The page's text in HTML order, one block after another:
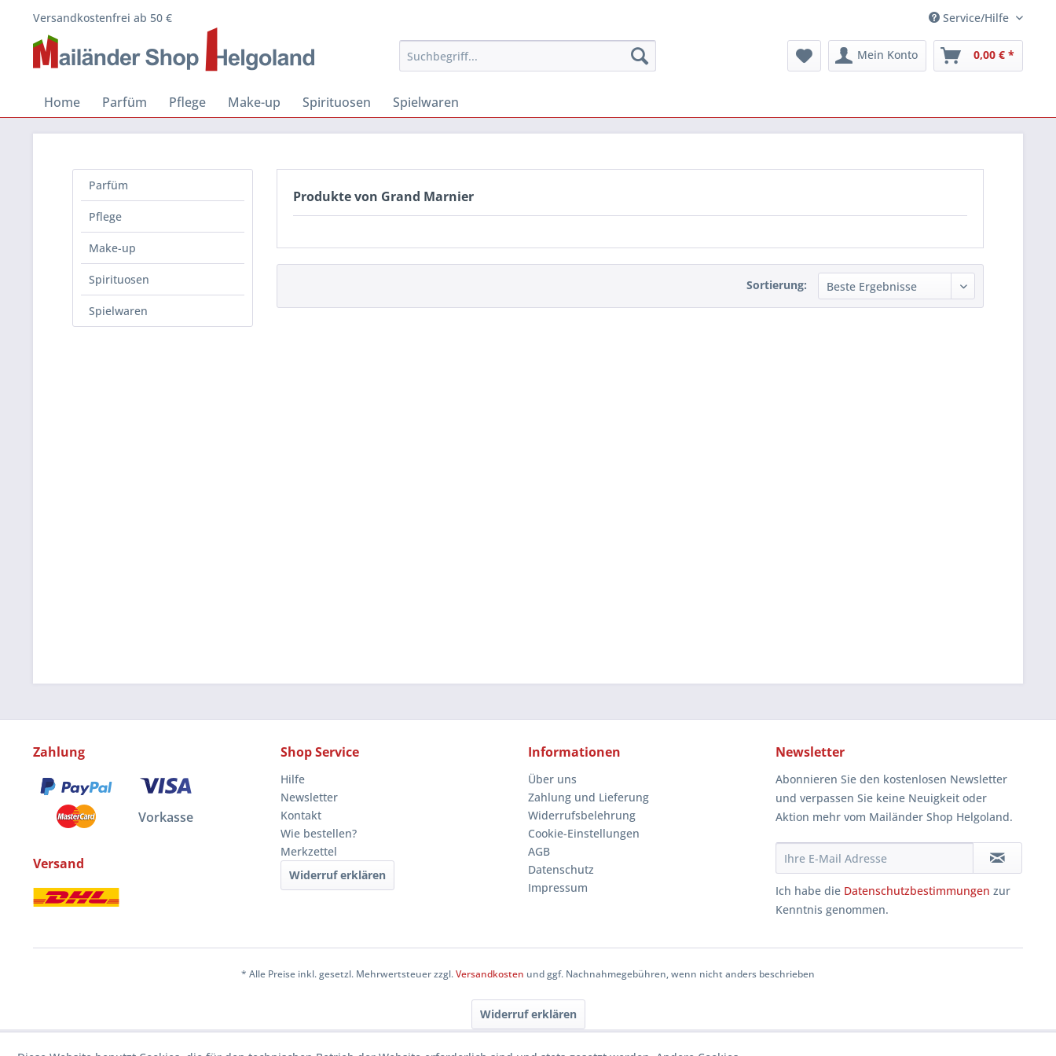
Versandkostenfrei ab 50 € Service/Hilfe
Mein Konto 0,00 € *
Home Parfüm Pflege Make-up Spirituosen Spielwaren
Parfüm
Pflege
Make-up
Spirituosen
Spielwaren
Produkte von Grand Marnier
Sortierung:
Zahlung
Vorkasse
Versand
Shop Service
Hilfe
Newsletter
Kontakt
Wie bestellen?
Merkzettel
Widerruf erklären
Informationen
Über uns
Zahlung und Lieferung
Widerrufsbelehrung
Cookie-Einstellungen
AGB
Datenschutz
Impressum
Newsletter
Abonnieren Sie den kostenlosen Newsletter
und verpassen Sie keine Neuigkeit oder
Aktion mehr vom Mailänder Shop Helgoland.
Ich habe die Datenschutzbestimmungen zur
Kenntnis genommen.
* Alle Preise inkl. gesetzl. Mehrwertsteuer zzgl.Versandkosten und ggf. Nachnahmegebühren, wenn nicht anders beschrieben
Widerruf erklären